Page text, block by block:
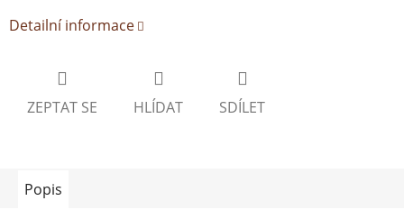
Detailní informace
ZEPTAT SE HLÍDAT SDÍLET
Popis